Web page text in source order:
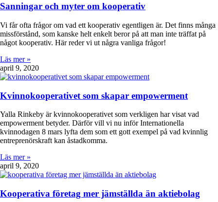
Sanningar och myter om kooperativ
Vi får ofta frågor om vad ett kooperativ egentligen är. Det finns många
missförstånd, som kanske helt enkelt beror på att man inte träffat på
något kooperativ. Här reder vi ut några vanliga frågor!
Läs mer »
april 9, 2020
Kvinnokooperativet som skapar empowerment
Yalla Rinkeby är kvinnokooperativet som verkligen har visat vad
empowerment betyder. Därför vill vi nu inför Internationella
kvinnodagen 8 mars lyfta dem som ett gott exempel på vad kvinnlig
entreprenörskraft kan åstadkomma.
Läs mer »
april 9, 2020
Kooperativa företag mer jämställda än aktiebolag